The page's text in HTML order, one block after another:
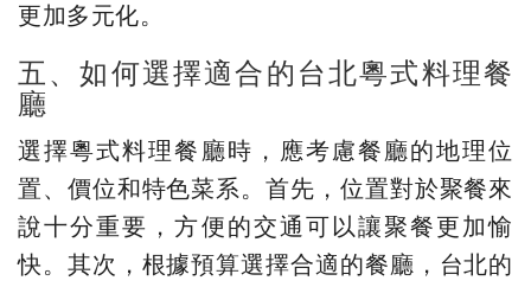
更加多元化。
五、如何選擇適合的台北粵式料理餐
廳
選擇粵式料理餐廳時，應考慮餐廳的地理位
置、價位和特色菜系。首先，位置對於聚餐來
說十分重要，方便的交通可以讓聚餐更加愉
快。其次，根據預算選擇合適的餐廳，台北的